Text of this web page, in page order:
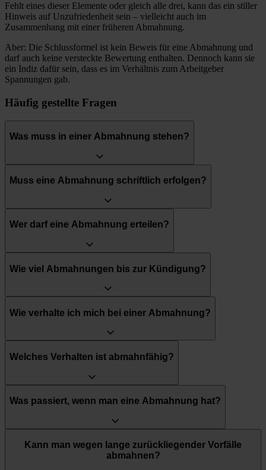
Fehlt eines dieser Elemente oder gleich alle drei, kann das ein stiller
Hinweis auf Unzufriedenheit sein – vielleicht auch im
Zusammenhang mit einer früheren Abmahnung.
Aber: Die Schlussformel ist kein Beweis für eine Abmahnung und
darf auch keine versteckte Bewertung enthalten. Dennoch kann sie
ein Indiz dafür sein, dass es im Verhältnis zum Arbeitgeber
Spannungen gab.
Häufig gestellte Fragen
Was muss in einer Abmahnung stehen?
Muss eine Abmahnung schriftlich erfolgen?
Wer darf eine Abmahnung erteilen?
Wie viel Abmahnungen bis zur Kündigung?
Wie verhalte ich mich bei einer Abmahnung?
Welches Verhalten ist abmahnfähig?
Was passiert, wenn man eine Abmahnung hat?
Kann man wegen lange zurückliegender Vorfälle
abmahnen?